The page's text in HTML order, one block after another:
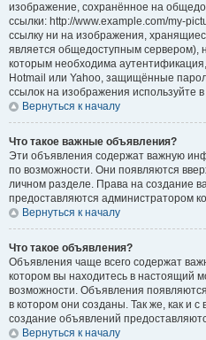
изображение, сохранённое на
ссылки: http://www.example.com/my-
ссылку ни на изображения,
является общедоступным сервером),
которым необходима
Hotmail или Yahoo, защищённые
ссылок на изображения используйте
Вернуться к началу
Что такое важные объявления?
Эти объявления содержат важную
по возможности. Они появляются
личном разделе. Права на создание
предоставляются администратором
Вернуться к началу
Что такое объявления?
Объявления чаще всего содержат
котором вы находитесь в настоящий
возможности. Объявления
в котором они созданы. Так же, как и
создание объявлений
Вернуться к началу